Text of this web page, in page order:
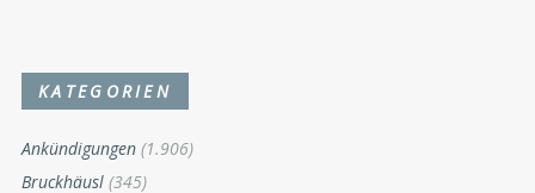
KATEGORIEN
Ankündigungen (1.906)
Bruckhäusl (345)